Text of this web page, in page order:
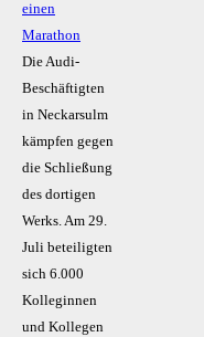
einen
Marathon
Die Audi-
Beschäftigten
in Neckarsulm
kämpfen gegen
die Schließung
des dortigen
Werks. Am 29.
Juli beteiligten
sich 6.000
Kolleginnen
und Kollegen